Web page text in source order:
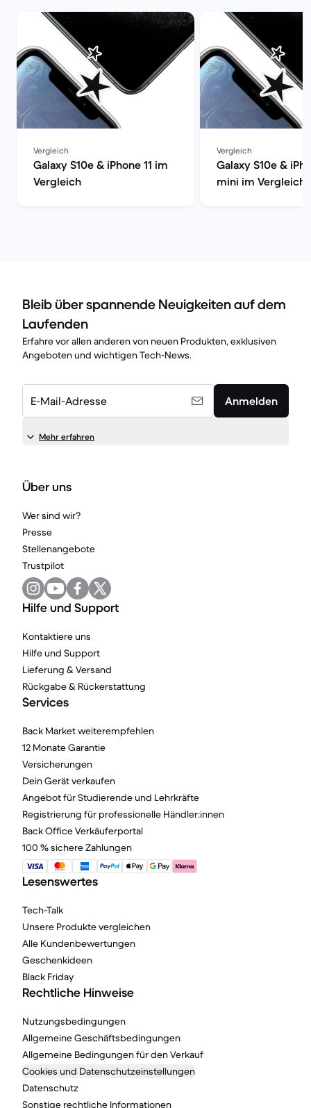
Vergleich
Galaxy S10e & iPhone 11 im
Vergleich
Vergleich
Galaxy S10e &
mini im Vergleich
Bleib über spannende Neuigkeiten auf dem
Laufenden
Erfahre vor allen anderen von neuen Produkten, exklusiven
Angeboten und wichtigen Tech-News.
E-Mail-Adresse Anmelden
Mehr erfahren
Über uns
Wer sind wir?
Presse
Stellenangebote
Trustpilot
Hilfe und Support
Kontaktiere uns
Hilfe und Support
Lieferung & Versand
Rückgabe & Rückerstattung
Services
Back Market weiterempfehlen
12 Monate Garantie
Versicherungen
Dein Gerät verkaufen
Angebot für Studierende und Lehrkräfte
Registrierung für professionelle Händler:innen
Back Office Verkäuferportal
100 % sichere Zahlungen
Lesenswertes
Tech-Talk
Unsere Produkte vergleichen
Alle Kundenbewertungen
Geschenkideen
Black Friday
Rechtliche Hinweise
Nutzungsbedingungen
Allgemeine Geschäftsbedingungen
Allgemeine Bedingungen für den Verkauf
Cookies und Datenschutzeinstellungen
Datenschutz
Sonstige rechtliche Informationen